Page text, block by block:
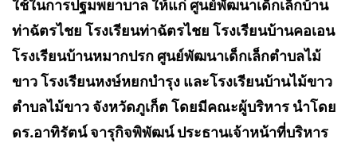
ใช้ในการปฐมพยาบาล ให้แก่ ศูนย์พัฒนาเด็กเล็กบ้าน
ท่าฉัตรไชย โรงเรียนท่าฉัตรไชย โรงเรียนบ้านคอเอน
โรงเรียนบ้านหมากปรก ศูนย์พัฒนาเด็กเล็กตำบลไม้
ขาว โรงเรียนหงษ์หยกบำรุง และโรงเรียนบ้านไม้ขาว
ตำบลไม้ขาว จังหวัดภูเก็ต โดยมีคณะผู้บริหาร นำโดย
ดร.อาทิรัตน์ จารุกิจพิพัฒน์ ประธานเจ้าหน้าที่บริหาร